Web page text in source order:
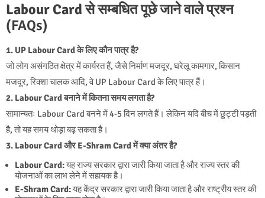
Labour Card से सम्बधितपूछे जाने वाले प्रश्न
(FAQs)
1. UP Labour Card के लिए कौन पात्र है?
जो लोग असंगठित क्षेत्र में कार्यरत हैं, जैसे निर्माण मजदूर, घरेलू कामगार, किसान
मजदूर, रिक्शा चालक आदि, वे UP Labour Card के लिए पात्र हैं।
2. Labour Card बनाने में कितना समय लगता है?
सामान्यतः Labour Card बनने में 4-5 दिन लगते हैं। लेकिन यदि बीच में छुट्टी पड़ती
है, तो यह समय थोड़ा बढ़ सकता है।
3. Labour Card और E-Shram Card में क्या अंतर है?
Labour Card:यह राज्य सरकार द्वारा जारी किया जाता है और राज्य स्तर की
योजनाओं का लाभ लेने में सहायक है।
E-Shram Card:यह केंद्र सरकार द्वारा जारी किया जाता है और राष्ट्रीय स्तर की